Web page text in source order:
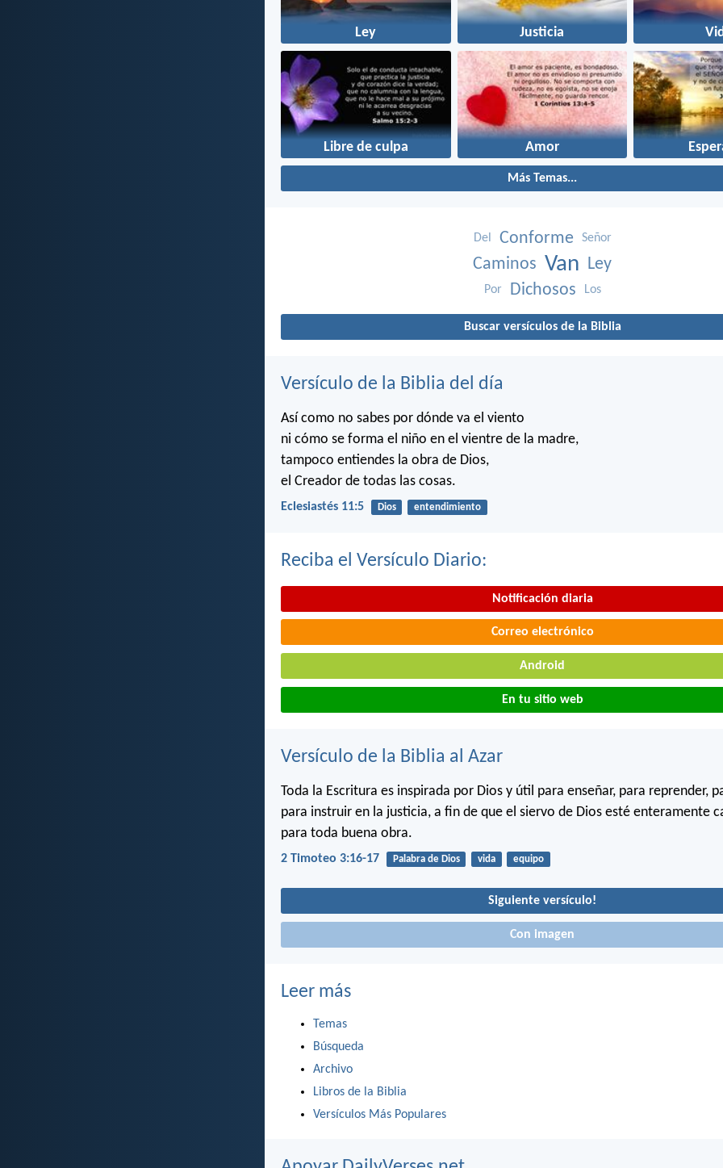
Ley Justicia
Libre de culpa Amor
Más Temas...
Del Conforme Señor
Caminos Van Ley
Por Dichosos Los
Buscar versículos de la Biblia
Versículo de la Biblia del día
Así como no sabes por dónde va el viento
ni cómo se forma el niño en el vientre de la madre,
tampoco entiendes la obra de Dios,
el Creador de todas las cosas.
Eclesiastés 11:5 Dios entendimiento
Reciba el Versículo Diario:
Notificación diaria
Correo electrónico
Android
En tu sitio web
Versículo de la Biblia al Azar
Toda la Escritura es inspirada por Dios y útil para enseñar, para reprender,
para instruir en la justicia, a fin de que el siervo de Dios esté enteramente
para toda buena obra.
2 Timoteo 3:16-17 Palabra de Dios vida equipo
Siguiente versículo!
Con imagen
Leer más
Temas
Búsqueda
Archivo
Libros de la Biblia
Versículos Más Populares